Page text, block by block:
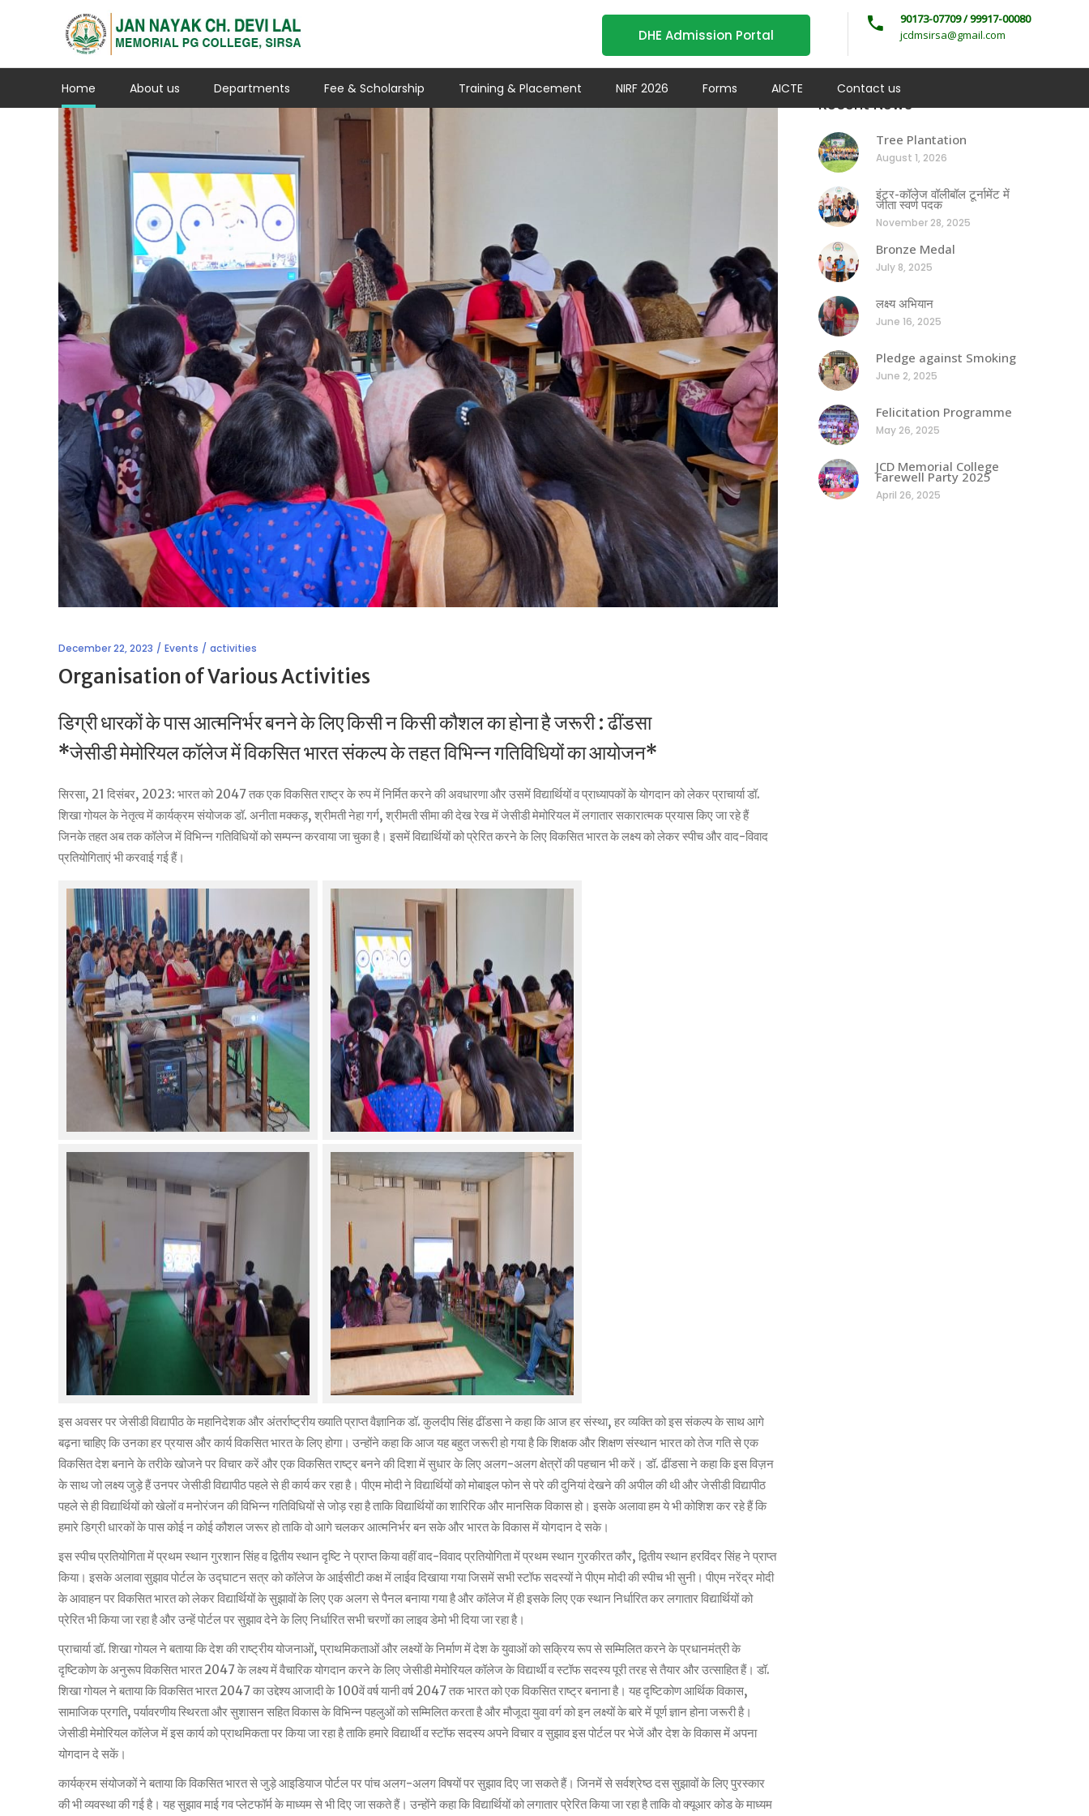
DHE Admission Portal
90173-07709 / 99917-00080
jcdmsirsa@gmail.com
Home About us Departments Fee & Scholarship Training & Placement NIRF 2026 Forms AICTE Contact us
December 22, 2023 Events activities
Organisation of Various Activities
डिग्री धारकों के पास आत्मनिर्भर बनने के लिए किसी न किसी कौशल का होना है जरूरी : ढींडसा
*जेसीडी मेमोरियल कॉलेज में विकसित भारत संकल्प के तहत विभिन्न गतिविधियों का आयोजन*
सिरसा, 21 दिसंबर, 2023: भारत को 2047 तक एक विकसित राष्ट्र के रुप में निर्मित करने की अवधारणा और उसमें विद्यार्थियों व प्राध्यापकों के योगदान को लेकर प्राचार्या डॉ.
शिखा गोयल के नेतृत्व में कार्यक्रम संयोजक डॉ. अनीता मक्कड़, श्रीमती नेहा गर्ग, श्रीमती सीमा की देख रेख में जेसीडी मेमोरियल में लगातार सकारात्मक प्रयास किए जा रहे हैं
जिनके तहत अब तक कॉलेज में विभिन्न गतिविधियों को सम्पन्न करवाया जा चुका है। इसमें विद्यार्थियों को प्रेरित करने के लिए विकसित भारत के लक्ष्य को लेकर स्पीच और वाद-विवाद
प्रतियोगिताएं भी करवाई गई हैं।
इस अवसर पर जेसीडी विद्यापीठ के महानिदेशक और अंतर्राष्ट्रीय ख्याति प्राप्त वैज्ञानिक डॉ. कुलदीप सिंह ढींडसा ने कहा कि आज हर संस्था, हर व्यक्ति को इस संकल्प के साथ आगे
बढ़ना चाहिए कि उनका हर प्रयास और कार्य विकसित भारत के लिए होगा। उन्होंने कहा कि आज यह बहुत जरूरी हो गया है कि शिक्षक और शिक्षण संस्थान भारत को तेज गति से एक
विकसित देश बनाने के तरीके खोजने पर विचार करें और एक विकसित राष्ट्र बनने की दिशा में सुधार के लिए अलग-अलग क्षेत्रों की पहचान भी करें। डॉ. ढींडसा ने कहा कि इस विज़न
के साथ जो लक्ष्य जुड़े हैं उनपर जेसीडी विद्यापीठ पहले से ही कार्य कर रहा है। पीएम मोदी ने विद्यार्थियों को मोबाइल फोन से परे की दुनियां देखने की अपील की थी और जेसीडी विद्यापीठ
पहले से ही विद्यार्थियों को खेलों व मनोरंजन की विभिन्न गतिविधियों से जोड़ रहा है ताकि विद्यार्थियों का शारिरिक और मानसिक विकास हो। इसके अलावा हम ये भी कोशिश कर रहे हैं कि
हमारे डिग्री धारकों के पास कोई न कोई कौशल जरूर हो ताकि वो आगे चलकर आत्मनिर्भर बन सके और भारत के विकास में योगदान दे सके।
इस स्पीच प्रतियोगिता में प्रथम स्थान गुरशान सिंह व द्वितीय स्थान दृष्टि ने प्राप्त किया वहीं वाद-विवाद प्रतियोगिता में प्रथम स्थान गुरकीरत कौर, द्वितीय स्थान हरविंदर सिंह ने प्राप्त
किया। इसके अलावा सुझाव पोर्टल के उद्घाटन सत्र को कॉलेज के आईसीटी कक्ष में लाईव दिखाया गया जिसमें सभी स्टॉफ सदस्यों ने पीएम मोदी की स्पीच भी सुनी। पीएम नरेंद्र मोदी
के आवाहन पर विकसित भारत को लेकर विद्यार्थियों के सुझावों के लिए एक अलग से पैनल बनाया गया है और कॉलेज में ही इसके लिए एक स्थान निर्धारित कर लगातार विद्यार्थियों को
प्रेरित भी किया जा रहा है और उन्हें पोर्टल पर सुझाव देने के लिए निर्धारित सभी चरणों का लाइव डेमो भी दिया जा रहा है।
प्राचार्या डॉ. शिखा गोयल ने बताया कि देश की राष्ट्रीय योजनाओं, प्राथमिकताओं और लक्ष्यों के निर्माण में देश के युवाओं को सक्रिय रूप से सम्मिलित करने के प्रधानमंत्री के
दृष्टिकोण के अनुरूप विकसित भारत 2047 के लक्ष्य में वैचारिक योगदान करने के लिए जेसीडी मेमोरियल कॉलेज के विद्यार्थी व स्टॉफ सदस्य पूरी तरह से तैयार और उत्साहित हैं। डॉ.
शिखा गोयल ने बताया कि विकसित भारत 2047 का उद्देश्य आजादी के 100वें वर्ष यानी वर्ष 2047 तक भारत को एक विकसित राष्ट्र बनाना है। यह दृष्टिकोण आर्थिक विकास,
सामाजिक प्रगति, पर्यावरणीय स्थिरता और सुशासन सहित विकास के विभिन्न पहलुओं को सम्मिलित करता है और मौजूदा युवा वर्ग को इन लक्ष्यों के बारे में पूर्ण ज्ञान होना जरूरी है।
जेसीडी मेमोरियल कॉलेज में इस कार्य को प्राथमिकता पर किया जा रहा है ताकि हमारे विद्यार्थी व स्टॉफ सदस्य अपने विचार व सुझाव इस पोर्टल पर भेजें और देश के विकास में अपना
योगदान दे सकें।
कार्यक्रम संयोजकों ने बताया कि विकसित भारत से जुड़े आइडियाज पोर्टल पर पांच अलग-अलग विषयों पर सुझाव दिए जा सकते हैं। जिनमें से सर्वश्रेष्ठ दस सुझावों के लिए पुरस्कार
की भी व्यवस्था की गई है। यह सुझाव माई गव प्लेटफॉर्म के माध्यम से भी दिए जा सकते हैं। उन्होंने कहा कि विद्यार्थियों को लगातार प्रेरित किया जा रहा है ताकि वो क्यूआर कोड के माध्यम
Recent News
Tree Plantation
August 1, 2026
इंटर-कॉलेज वॉलीबॉल टूर्नामेंट में
जीता स्वर्ण पदक
November 28, 2025
Bronze Medal
July 8, 2025
लक्ष्य अभियान
June 16, 2025
Pledge against Smoking
June 2, 2025
Felicitation Programme
May 26, 2025
JCD Memorial College
Farewell Party 2025
April 26, 2025